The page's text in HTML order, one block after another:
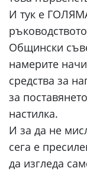
И тук е
Общински
намерите
средства за
за
настилка.
И за да не
сега е
да изгледа